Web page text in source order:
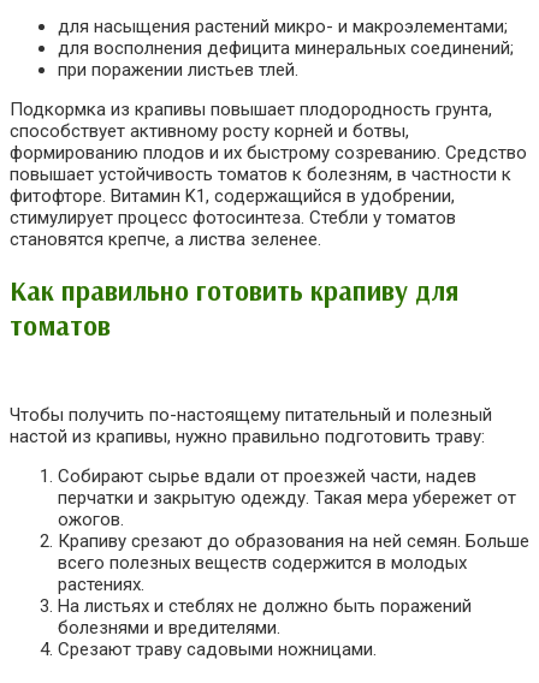
для насыщения растений микро- и макроэлементами;
для восполнения дефицита минеральных соединений;
при поражении листьев тлей.
Подкормка из крапивы повышает плодородность грунта,
способствует активному росту корней и ботвы,
формированию плодов и их быстрому созреванию. Средство
повышает устойчивость томатов к болезням, в частности к
фитофторе. Витамин K1, содержащийся в удобрении,
стимулирует процесс фотосинтеза. Стебли у томатов
становятся крепче, а листва зеленее.
Как правильно готовить крапиву для
томатов
Чтобы получить по-настоящему питательный и полезный
настой из крапивы, нужно правильно подготовить траву:
Собирают сырье вдали от проезжей части, надев
перчатки и закрытую одежду. Такая мера убережет от
ожогов.
Крапиву срезают до образования на ней семян. Больше
всего полезных веществ содержится в молодых
растениях.
На листьях и стеблях не должно быть поражений
болезнями и вредителями.
Срезают траву садовыми ножницами.